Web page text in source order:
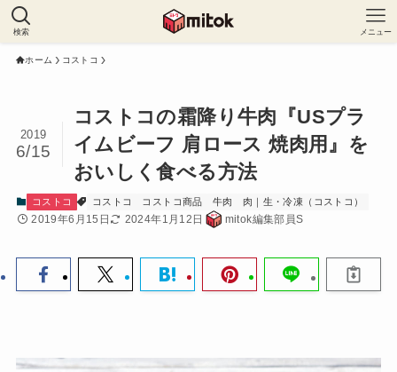
検索 メニュー
ホーム コストコ
コストコの霜降り牛肉『USプラ
イムビーフ 肩ロース 焼肉用』を
おいしく食べる方法
2019
6/15
コストコ コストコ コストコ商品 牛肉 肉｜生・冷凍（コストコ）
2019年6月15日 2024年1月12日 mitok編集部員S